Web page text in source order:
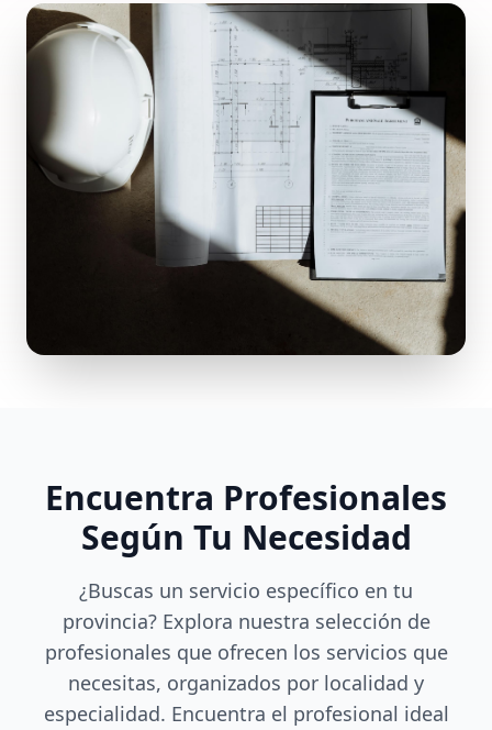
Encuentra Profesionales
Según Tu Necesidad
¿Buscas un servicio específico en tu
provincia? Explora nuestra selección de
profesionales que ofrecen los servicios que
necesitas, organizados por localidad y
especialidad. Encuentra el profesional ideal